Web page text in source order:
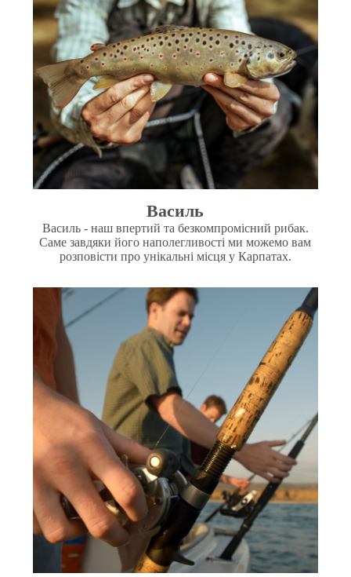
Василь
Василь - наш впертий та безкомпромісний рибак.
Саме завдяки його наполегливості ми можемо вам
розповісти про унікальні місця у Карпатах.